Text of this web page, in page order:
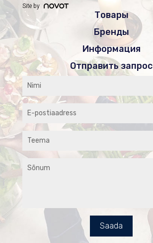
Site by
Товары
Бренды
Информация
Отправить запрос